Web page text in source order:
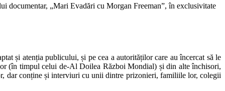
documentar, „Mari Evadări cu Morgan Freeman”, în exclusivitate
și atenția publicului, și pe cea a autorităților care au încercat să le
(în timpul celui de-Al Doilea Război Mondial) și din alte închisori,
dar conține și interviuri cu unii dintre prizonieri, familiile lor, colegii